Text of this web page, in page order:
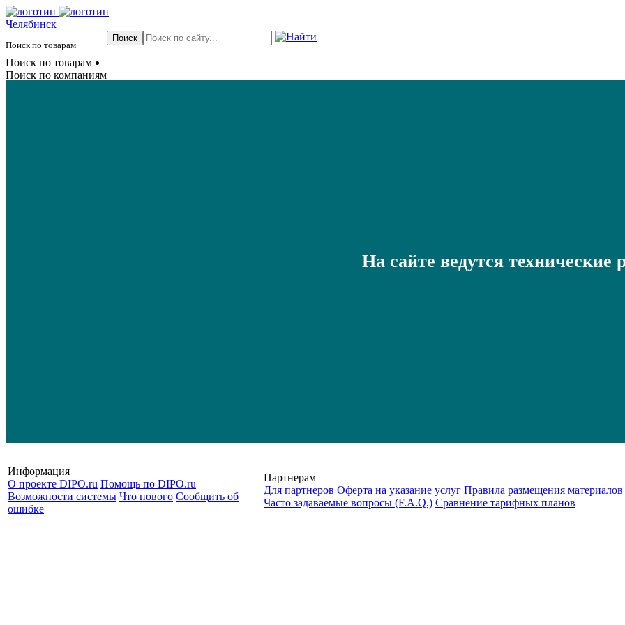
Челябинск
Поиск по товарам
Поиск по товарам
Поиск по компаниям
На сайте ведутся технические
Информация
О проекте DIPO.ru Помощь по DIPO.ru
Возможности системы Что нового Сообщить об
ошибке
Партнерам
Для партнеров Оферта на указание услуг Правила размещения материалов
Часто задаваемые вопросы (F.A.Q.) Cравнение тарифных планов